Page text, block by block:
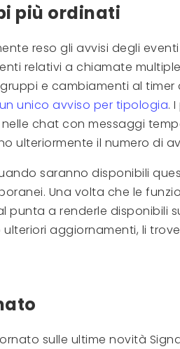
più ordinati
reso gli avvisi degli
relativi a chiamate
e cambiamenti al timer
unico avviso per tipologia.
chat con messaggi
ulteriormente il numero di
saranno disponibili
Una volta che le
punta a renderle disponibili
aggiornamenti, li
sulle ultime novità